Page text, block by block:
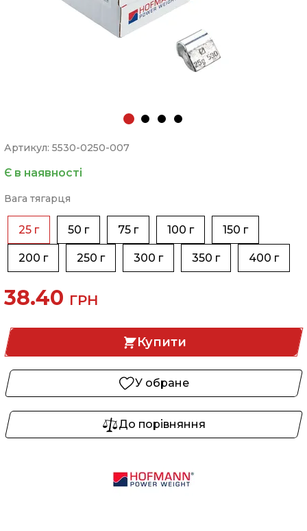
Артикул: 5530-0250-007
Є в наявності
Вага тягарця
25 г 50 г 75 г 100 г 150 г
200 г 250 г 300 г 350 г 400 г
38.40 ГРН
Купити
У обране
До порівняння